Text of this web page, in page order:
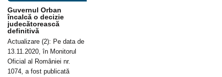
Guvernul Orban
încalcă o decizie
judecătorească
definitivă
Actualizare (2): Pe data de
13.11.2020, în Monitorul
Oficial al României nr.
1074, a fost publicată